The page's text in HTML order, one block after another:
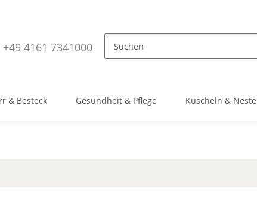
+49 4161 7341000
& Besteck Gesundheit & Pflege Kuscheln &